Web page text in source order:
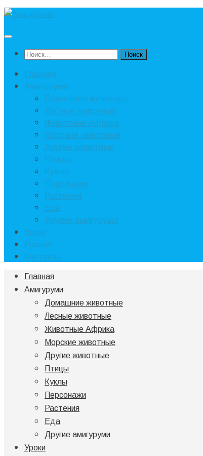
Под
Найти:
Главная
Амигуруми
Домашние животные
Лесные животные
Животные Африка
Морские животные
Другие животные
Птицы
Куклы
Персонажи
Растения
Еда
Другие амигуруми
Уроки
Разное
Контакты
Главная
Амигуруми
Домашние животные
Лесные животные
Животные Африка
Морские животные
Другие животные
Птицы
Куклы
Персонажи
Растения
Еда
Другие амигуруми
Уроки